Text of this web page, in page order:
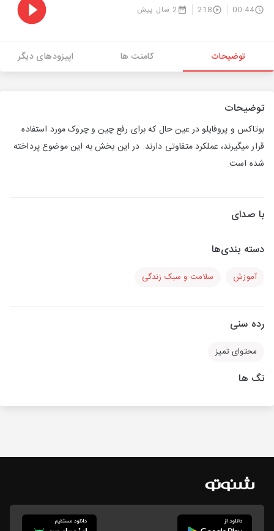
00:44
218 2 سال پیش
توضیحات کامنت ها اپیزودهای دیگر
توضیحات
بوتاکس و پروفایلو در عین حال که برای رفع چین و چروک مورد استفاده
قرار میگیرند، عملکرد متفاوتی دارند. در این بخش به این موضوع پرداخته
شده است.
با صدای
دسته بندی‌ها
آموزش سلامت و سبک زندگی
رده سنی
محتوای تمیز
تگ ها